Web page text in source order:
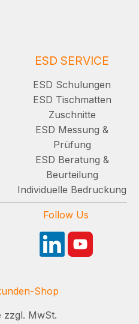
ESD SERVICE
ESD Schulungen
ESD Tischmatten
Zuschnitte
ESD Messung &
Prüfung
ESD Beratung &
Beurteilung
Individuelle Bedruckung
Follow Us
Shop
zzgl. MwSt.